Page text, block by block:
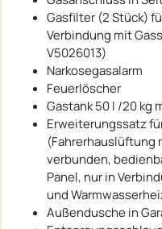
Gasfilter (2 Stück)
Verbindung mit
V5026013)
Narkosegasalarm
Feuerlöscher
Gastank 50 l /20 kg
Erweiterungssatz
(Fahrerhauslüftung
verbunden,
Panel, nur in
und
Außendusche in